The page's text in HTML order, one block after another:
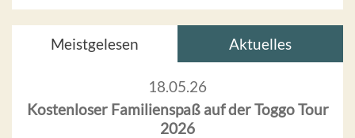
Meistgelesen Aktuelles
18.05.26
Kostenloser Familienspaß auf der Toggo Tour
2026